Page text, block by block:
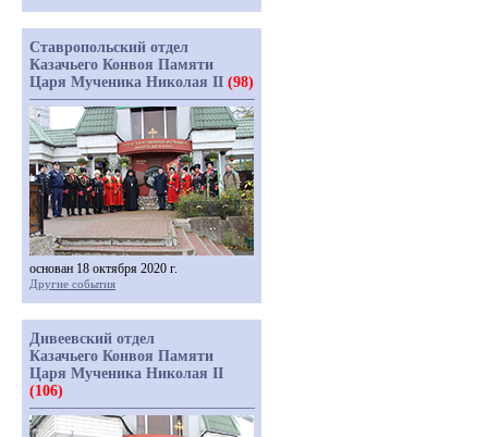
Ставропольский отдел
Казачьего Конвоя Памяти
Царя Мученика Николая II (98)
основан 18 октября 2020 г.
Другие события
Дивеевский отдел
Казачьего Конвоя Памяти
Царя Мученика Николая II
(106)